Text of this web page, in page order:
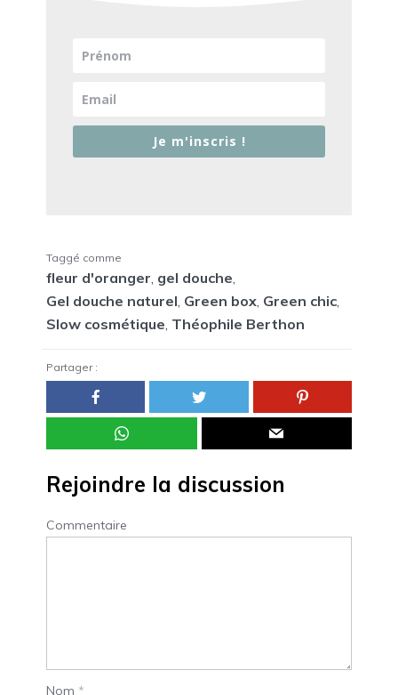
Je m'inscris !
Taggé comme
fleur d'oranger, gel douche,
Gel douche naturel, Green box, Green chic,
Slow cosmétique, Théophile Berthon
Partager :
Rejoindre la discussion
Commentaire
Nom *